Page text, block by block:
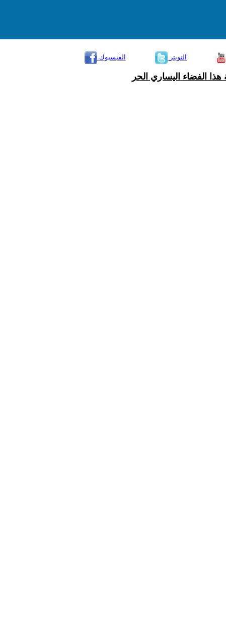
الفيسبوك
التويتر
الفضاء اليساري الحر